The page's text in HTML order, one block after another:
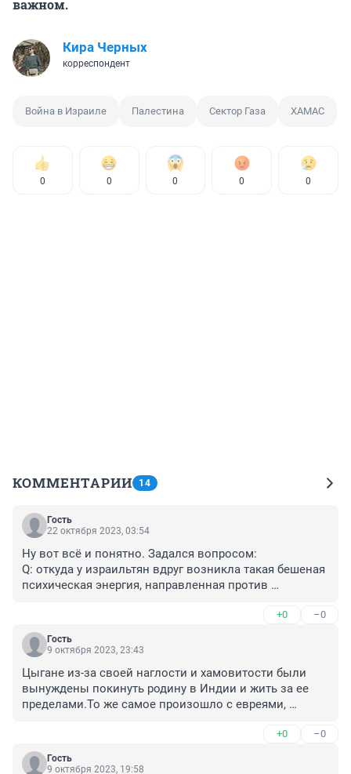
важном.
Кира Черных
корреспондент
Война в Израиле Палестина Сектор Газа ХАМАС
0 0 0 0 0
КОММЕНТАРИИ 14
Гость
22 октября 2023, 03:54
Ну вот всё и понятно. Задался вопросом:
Q: откуда у израильтян вдруг возникла такая бешеная
психическая энергия, направленная против
A: Такую энергию способны подпитывать только
инстинкты. Оказывается, они бывший один народ.
Дело в том, что у близкоразделяющихся
направляющий их друг против друга. Человек не
исключение, у него этот инстинкт тоже есть.
Q: Но как человек может проявлять инстинкты, ведь
A: Чтобы человек проявил подобное инстинктивное
поведение, у него должна отключиться
+0 –0
Гость
9 октября 2023, 23:43
Цыгане из-за своей наглости и хамовитости были
вынуждены покинуть родину в Индии и жить за ее
пределами.То же самое произошло с евреями,
государства.Видимо,ещё их жизнь не научила.Придёт
время- поймут,если нет - их ассимилируют другие.Это
подобное было много раз за историю человечества и
+0 –0
Гость
9 октября 2023, 19:58